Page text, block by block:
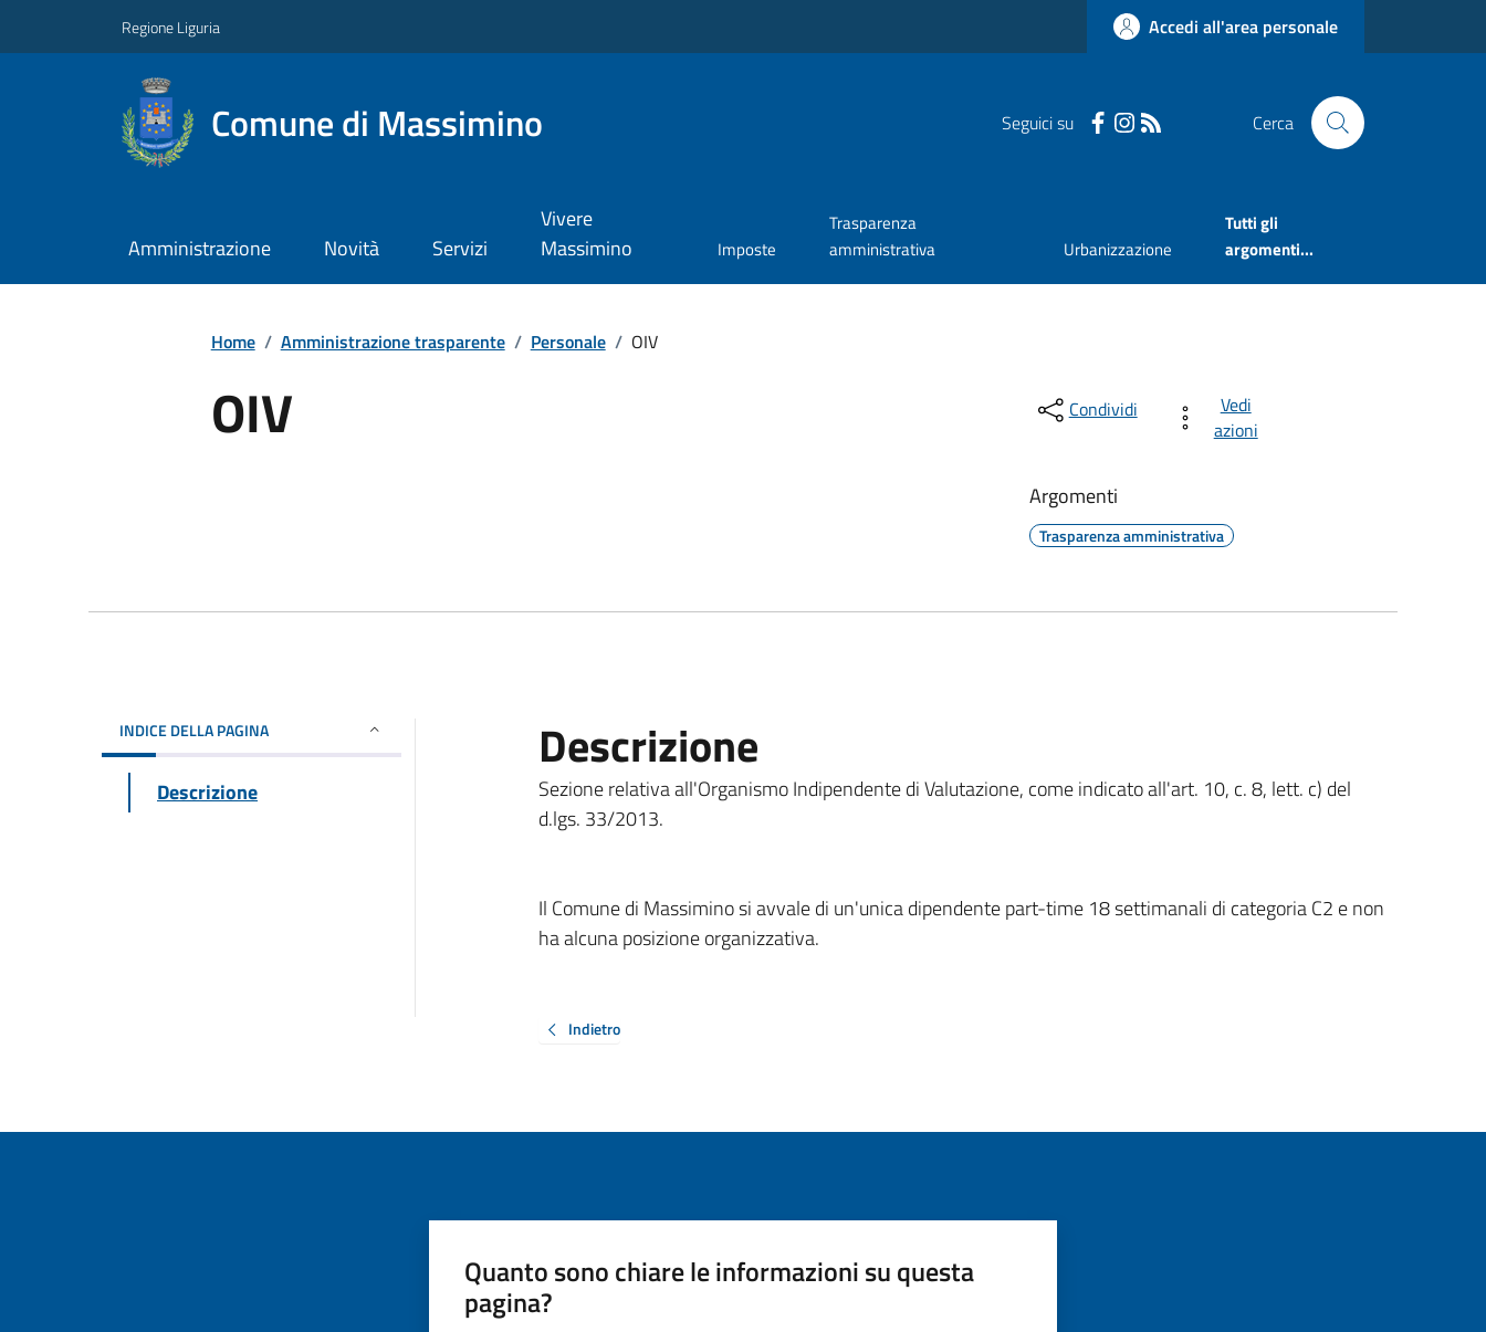
Regione Liguria Accedi all'area personale
Comune di Massimino Seguici su Cerca
Amministrazione Novità Servizi
Vivere
Massimino
Imposte
Trasparenza
amministrativa
Urbanizzazione
Tutti gli
argomenti...
Home / Amministrazione trasparente / Personale / OIV
OIV Condividi
Vedi
azioni
Argomenti
Trasparenza amministrativa
INDICE DELLA PAGINA
Descrizione
Descrizione
Sezione relativa all'Organismo Indipendente di Valutazione, come indicato all'art. 10, c. 8, lett. c) del
d.lgs. 33/2013.
Il Comune di Massimino si avvale di un'unica dipendente part-time 18 settimanali di categoria C2 e non
ha alcuna posizione organizzativa.
Indietro
Quanto sono chiare le informazioni su questa
pagina?